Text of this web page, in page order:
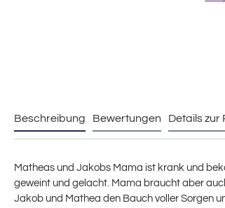
Beschreibung Bewertungen Details zur
Matheas und Jakobs Mama ist krank und
geweint und gelacht. Mama braucht aber
Jakob und Mathea den Bauch voller Sorgen